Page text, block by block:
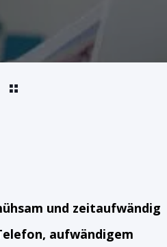
und zeitaufwändig
aufwändigem